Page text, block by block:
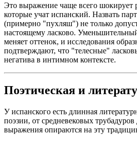
Это выражение чаще всего шокирует
которые учат испанский. Назвать
(примерно "пухляш") не только
настоящему ласково.
меняет оттенок, и исследования
подтверждают, что "телесные"
негатива в интимном контексте.
Поэтическая и
У испанского есть длинная
поэзии, от средневековых
выражения опираются на эту